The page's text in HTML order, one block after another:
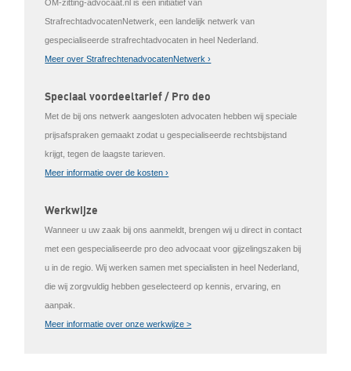
OM-zitting-advocaat.nl is een initiatief van
StrafrechtadvocatenNetwerk, een landelijk netwerk van
gespecialiseerde strafrechtadvocaten in heel Nederland.
Meer over StrafrechtenadvocatenNetwerk ›
Speciaal voordeeltarief / Pro deo
Met de bij ons netwerk aangesloten advocaten hebben wij speciale
prijsafspraken gemaakt zodat u gespecialiseerde rechtsbijstand
krijgt, tegen de laagste tarieven.
Meer informatie over de kosten ›
Werkwijze
Wanneer u uw zaak bij ons aanmeldt, brengen wij u direct in contact
met een gespecialiseerde pro deo advocaat voor gijzelingszaken bij
u in de regio. Wij werken samen met specialisten in heel Nederland,
die wij zorgvuldig hebben geselecteerd op kennis, ervaring, en
aanpak.
Meer informatie over onze werkwijze >